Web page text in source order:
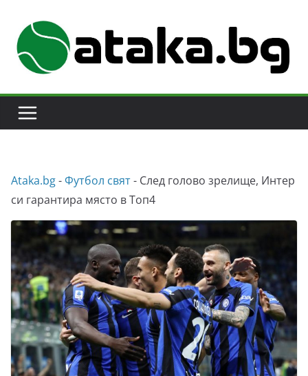
content
Аtaka.bg-Футбол свят- След голово зрелище, Интер
си гарантира място в Топ4